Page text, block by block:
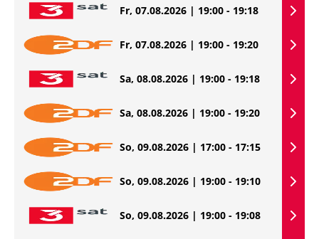
Fr, 07.08.2026 | 19:00 - 19:18
Fr, 07.08.2026 | 19:00 - 19:20
Sa, 08.08.2026 | 19:00 - 19:18
Sa, 08.08.2026 | 19:00 - 19:20
So, 09.08.2026 | 17:00 - 17:15
So, 09.08.2026 | 19:00 - 19:10
So, 09.08.2026 | 19:00 - 19:08